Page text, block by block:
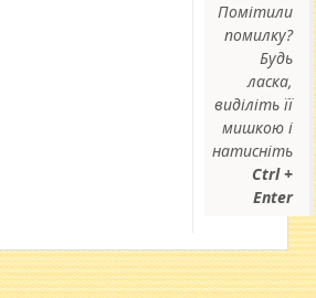
Помітили
помилку?
Будь
ласка,
виділіть її
мишкою і
натисніть
Ctrl +
Enter